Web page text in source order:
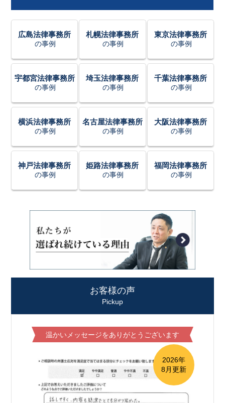
広島法律事務所
の事例
札幌法律事務所
の事例
東京法律事務所
の事例
宇都宮法律事務所
の事例
埼玉法律事務所
の事例
千葉法律事務所
の事例
横浜法律事務所
の事例
名古屋法律事務所
の事例
大阪法律事務所
の事例
神戸法律事務所
の事例
姫路法律事務所
の事例
福岡法律事務所
の事例
お客様の声
Pickup
温かいメッセージをありがとうございます
2026年
8月更新